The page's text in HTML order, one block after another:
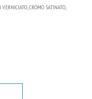
CROMO SATINATO,